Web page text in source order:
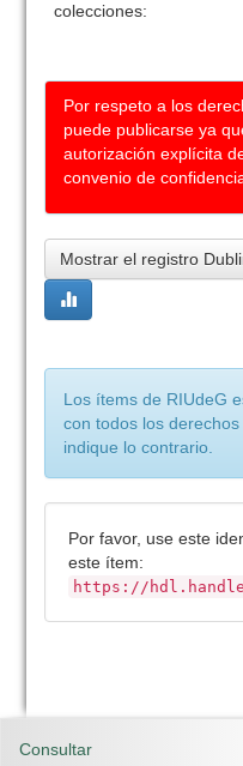
colecciones:
Por respeto a los
puede publicarse ya
autorización explícita
convenio de
Mostrar el registro
Los ítems de RIUdeG
con todos los
indique lo contrario.
Por favor, use este
este ítem:
https://
Consultar